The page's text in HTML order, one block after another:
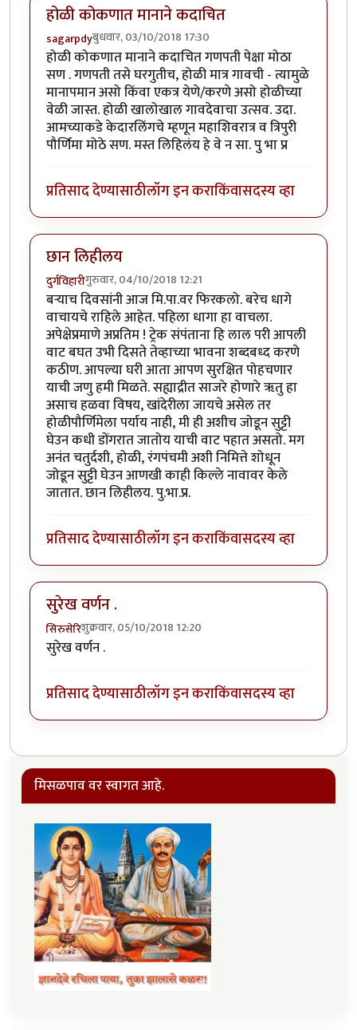
होळी कोकणात मानाने कदाचित
sagarpdyबुधवार, 03/10/2018 17:30
होळी कोकणात मानाने कदाचित गणपती पेक्षा मोठा
सण . गणपती तसे घरगुतीच, होळी मात्र गावची - त्यामुळे
मानापमान असो किंवा एकत्र येणे/करणे असो होळीच्या
वेळी जास्त. होळी खालोखाल गावदेवाचा उत्सव. उदा.
आमच्याकडे केदारलिंगचे म्हणून महाशिवरात्र व त्रिपुरी
पौर्णिमा मोठे सण. मस्त लिहिलंय हे वे न सा. पु भा प्र
प्रतिसाद देण्यासाठीलॉग इन कराकिंवासदस्य व्हा
छान लिहीलय
दुर्गविहारीगुरुवार, 04/10/2018 12:21
बर्‍याच दिवसांनी आज मि.पा.वर फिरकलो. बरेच धागे
वाचायचे राहिले आहेत. पहिला धागा हा वाचला.
अपेक्षेप्रमाणे अप्रतिम ! ट्रेक संपंताना हि लाल परी आपली
वाट बघत उभी दिसते तेव्हाच्या भावना शब्दबध्द करणे
कठीण. आपल्या घरी आता आपण सुरक्षित पोहचणार
याची जणु हमी मिळते. सह्याद्रीत साजरे होणारे ॠतु हा
असाच हळवा विषय, खांदेरीला जायचे असेल तर
होळीपौर्णिमेला पर्याय नाही, मी ही अशीच जोडून सुट्टी
घेउन कधी डोंगरात जातोय याची वाट पहात असतो. मग
अनंत चतुर्दशी, होळी, रंगपंचमी अशी निमित्ते शोधून
जोडून सुट्टी घेउन आणखी काही किल्ले नावावर केले
जातात. छान लिहीलय. पु.भा.प्र.
प्रतिसाद देण्यासाठीलॉग इन कराकिंवासदस्य व्हा
सुरेख वर्णन .
सिरुसेरिशुक्रवार, 05/10/2018 12:20
सुरेख वर्णन .
प्रतिसाद देण्यासाठीलॉग इन कराकिंवासदस्य व्हा
मिसळपाव वर स्वागत आहे.